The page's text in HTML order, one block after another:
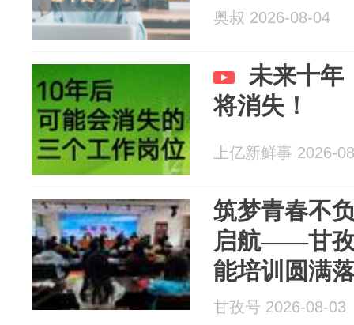
奥叔 2026-08-04
未来十年
将消失！
上亿新鲜事 2026-
筑梦青春不
启航——甘孜
能培训圆满
甘孜号 2026-08-03